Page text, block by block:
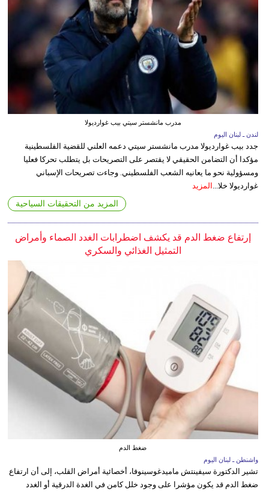
مدرب مانشستر سيتي بيب غوارديولا
لندن ـ لبنان اليوم
جدد بيب غوارديولا مدرب مانشستر سيتي دعمه العلني للقضية الفلسطينية
مؤكدا أن التضامن الحقيقي لا يقتصر على التصريحات بل يتطلب تحركا فعليا
ومسؤولية نحو ما يعانيه الشعب الفلسطيني. وجاءت تصريحات الإسباني
غوارديولا خلا... المزيد
المزيد من التحقيقات السياحية
إرتفاع ضغط الدم قد يكشف اضطرابات الغدد الصماء وأمراض
التمثيل الغذائي والسكري
ضغط الدم
واشنطن ـ لبنان اليوم
تشير الدكتورة سيفينتش ماميدغوسينوفا، أخصائية أمراض القلب، إلى أن ارتفاع
ضغط الدم قد يكون مؤشرا على وجود خلل كامن في الغدة الدرقية أو الغدد